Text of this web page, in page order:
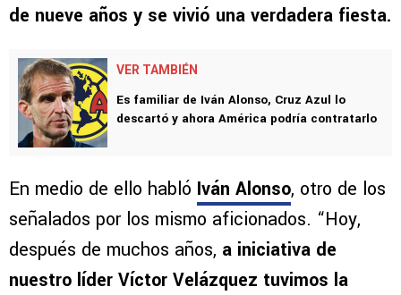
de nueve años y se vivió una verdadera fiesta.
VER TAMBIÉN
Es familiar de Iván Alonso, Cruz Azul lo
descartó y ahora América podría contratarlo
En medio de ello habló Iván Alonso, otro de los
señalados por los mismo aficionados. “Hoy,
después de muchos años, a iniciativa de
nuestro líder Víctor Velázquez tuvimos la